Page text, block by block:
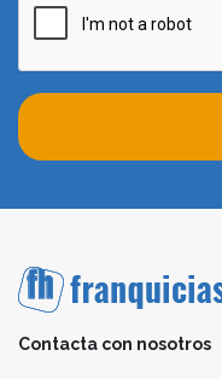
Contacta con nosotros